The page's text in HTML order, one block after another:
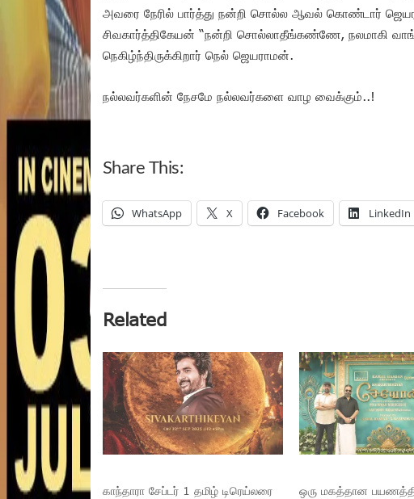
அவரை நேரில் பார்த்து நன்றி சொல்ல ஆவல் கொண்டார்
சிவகார்த்திகேயன் “நன்றி சொல்லாதீங்கண்ணே, நலமாகி
நெகிழ்ந்திருக்கிறார் நெல் ஜெயராமன்.
நல்லவர்களின் நேசமே நல்லவர்களை வாழ வைக்கும்..!
Share This:
WhatsApp X Facebook LinkedIn
Related
காந்தாரா சேப்டர் 1 தமிழ் டிரெய்லரை
ஒரு மகத்தான